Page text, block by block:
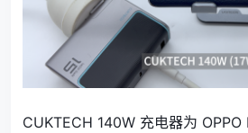
CUKTECH 140W 充电器为